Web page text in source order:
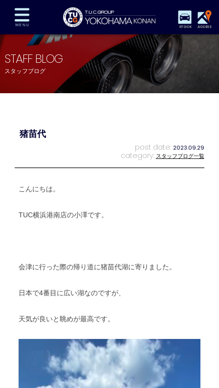
STOCK ACCESS
在庫車両情報 保証&サービス パーツリスト
TUCとは？ 店舗情報 アクセスマップ
全国納車 特別作業 注文販売
STAFF BLOG
スタッフブログ
猪苗代
post date: 2023.09.29
category: スタッフブログ一覧
こんにちは。
TUC横浜港南店の小澤です。
会津に行った際の帰り道に猪苗代湖に寄りました。
日本で4番目に広い湖なのですが、
天気が良いと眺めが最高です。